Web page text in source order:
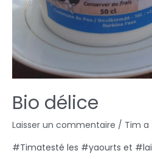
Bio délice
Laisser un commentaire / Tim a
#Timatesté les #yaourts et